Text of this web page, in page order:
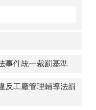
事件統一裁罰基準
反工廠管理輔導法罰